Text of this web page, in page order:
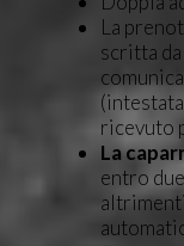
La
scritta
ricevuto
La
entro